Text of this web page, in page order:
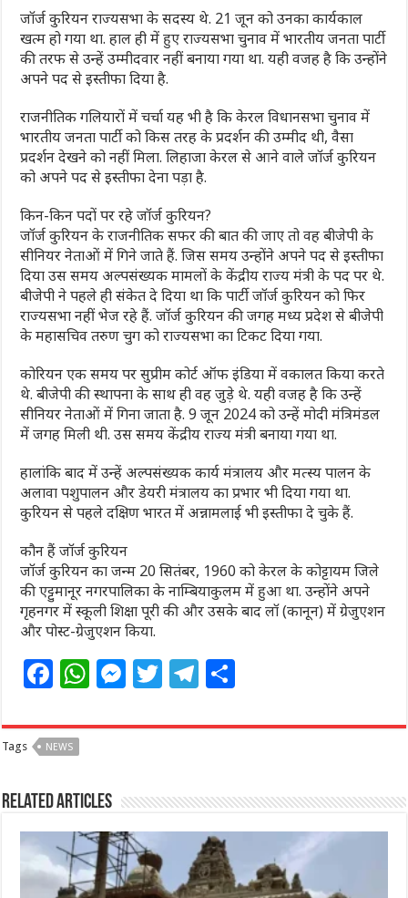
जॉर्ज कुरियन राज्‍यसभा के सदस्य थे. 21 जून को उनका कार्यकाल
खत्म हो गया था. हाल ही में हुए राज्‍यसभा चुनाव में भारतीय जनता पार्टी
की तरफ से उन्हें उम्मीदवार नहीं बनाया गया था. यही वजह है कि उन्‍होंने
अपने पद से इस्तीफा दिया है.
राजनीतिक गलियारों में चर्चा यह भी है कि केरल विधानसभा चुनाव में
भारतीय जनता पार्टी को किस तरह के प्रदर्शन की उम्‍मीद थी, वैसा
प्रदर्शन देखने को नहीं मिला. लिहाजा केरल से आने वाले जॉर्ज कुरियन
को अपने पद से इस्तीफा देना पड़ा है.
किन-किन पदों पर रहे जॉर्ज कुरियन?
जॉर्ज कुरियन के राजनीतिक सफर की बात की जाए तो वह बीजेपी के
सीनियर नेताओं में गिने जाते हैं. जिस समय उन्‍होंने अपने पद से इस्तीफा
दिया उस समय अल्पसंख्यक मामलों के केंद्रीय राज्य मंत्री के पद पर थे.
बीजेपी ने पहले ही संकेत दे दिया था कि पार्टी जॉर्ज कुरियन को फिर
राज्यसभा नहीं भेज रहे हैं. जॉर्ज कुरियन की जगह मध्य प्रदेश से बीजेपी
के महासचिव तरुण चुग को राज्यसभा का टिकट दिया गया.
कोरियन एक समय पर सुप्रीम कोर्ट ऑफ इंडिया में वकालत किया करते
थे. बीजेपी की स्थापना के साथ ही वह जुड़े थे. यही वजह है कि उन्हें
सीनियर नेताओं में गिना जाता है. 9 जून 2024 को उन्हें मोदी मंत्रिमंडल
में जगह मिली थी. उस समय केंद्रीय राज्य मंत्री बनाया गया था.
हालांकि बाद में उन्हें अल्पसंख्यक कार्य मंत्रालय और मत्स्य पालन के
अलावा पशुपालन और डेयरी मंत्रालय का प्रभार भी द‍िया गया था.
कुरियन से पहले दक्षिण भारत में अन्नामलाई भी इस्तीफा दे चुके हैं.
कौन हैं जॉर्ज कुरियन
जॉर्ज कुरियन का जन्म 20 सितंबर, 1960 को केरल के कोट्टायम जिले
की एट्टुमानूर नगरपालिका के नाम्बियाकुलम में हुआ था. उन्होंने अपने
गृहनगर में स्कूली शिक्षा पूरी की और उसके बाद लॉ (कानून) में ग्रेजुएशन
और पोस्ट-ग्रेजुएशन किया.
F
c
e
b
o
o
k
W
at
A
p
p
M
ss
n
g
e
r
T
itt
r
T
e
ra
m
ar
Tags NEWS
Related Articles